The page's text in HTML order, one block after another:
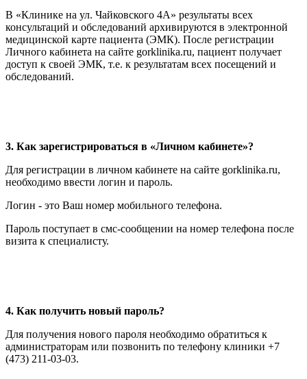
В «Клинике на ул. Чайковского 4А» результаты всех
консультаций и обследований архивируются в электронной
медицинской карте пациента (ЭМК). После регистрации
Личного кабинета на сайте gorklinika.ru, пациент получает
доступ к своей ЭМК, т.е. к результатам всех посещений и
обследований.
3. Как зарегистрироваться в «Личном кабинете»?
Для регистрации в личном кабинете на сайте gorklinika.ru,
необходимо ввести логин и пароль.
Логин - это Ваш номер мобильного телефона.
Пароль поступает в смс-сообщении на номер телефона после
визита к специалисту.
4. Как получить новый пароль?
Для получения нового пароля необходимо обратиться к
администраторам или позвонить по телефону клиники +7
(473) 211-03-03.